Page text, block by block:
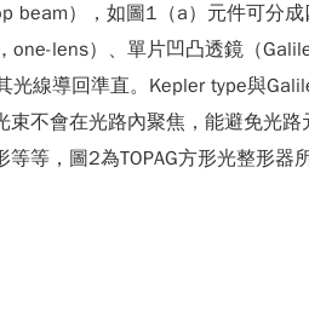
beam），如圖1（a）元件可分
lens）、單片凹凸透鏡（
線導回準直。Kepler type與
不會在光路內聚焦，能避免光路
等，圖2為TOPAG方形光整形器